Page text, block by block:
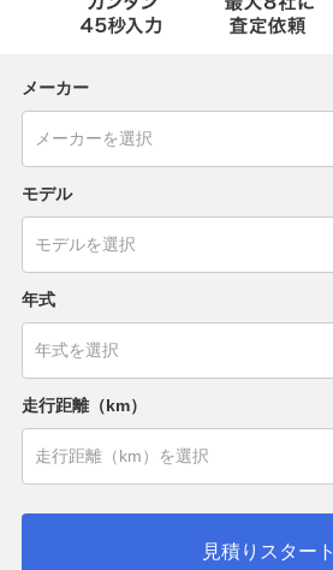
メーカー
モデル
年式
走行距離（km）
見積りスタート